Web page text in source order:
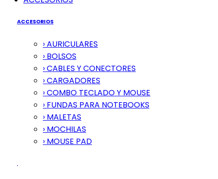
ACCESORIOS
› AURICULARES
› BOLSOS
› CABLES Y CONECTORES
› CARGADORES
› COMBO TECLADO Y MOUSE
› FUNDAS PARA NOTEBOOKS
› MALETAS
› MOCHILAS
› MOUSE PAD